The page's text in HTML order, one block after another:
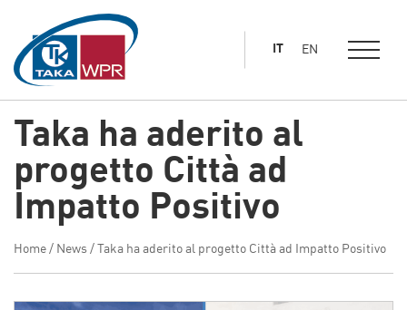
contenuto
principale
IT EN
Taka ha aderito al
progetto Città ad
Impatto Positivo
Home / News / Taka ha aderito al progetto Città ad Impatto Positivo